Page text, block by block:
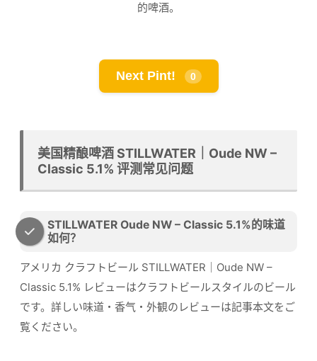
的啤酒。
Next Pint! 0
美国精酿啤酒 STILLWATER｜Oude NW –
Classic 5.1% 评测常见问题
STILLWATER Oude NW – Classic 5.1%的味道
如何？
アメリカ クラフトビール STILLWATER｜Oude NW –
Classic 5.1% レビューはクラフトビールスタイルのビール
です。詳しい味道・香气・外観のレビューは記事本文をご
覧ください。